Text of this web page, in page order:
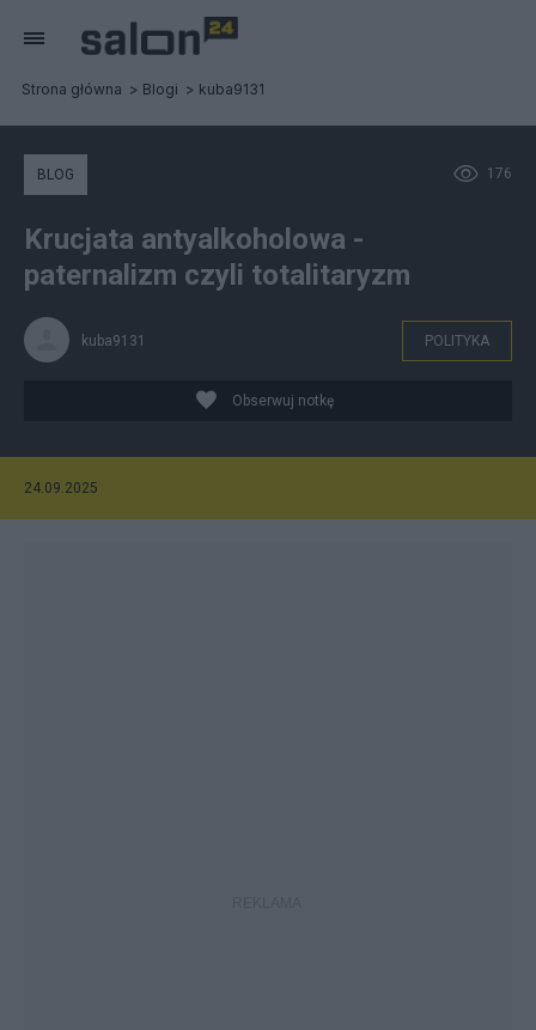
Strona główna Blogi kuba9131
176
BLOG
Krucjata antyalkoholowa -
paternalizm czyli totalitaryzm
kuba9131 POLITYKA
Obserwuj notkę
24.09.2025